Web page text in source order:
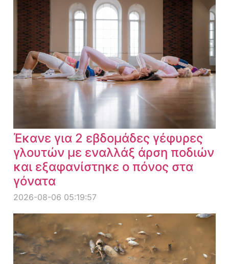
Έκανε για 2 εβδομάδες γέφυρες
γλουτών με εναλλάξ άρση ποδιών
και εξαφανίστηκε ο πόνος στα
γόνατα
2026-08-06 05:19:57